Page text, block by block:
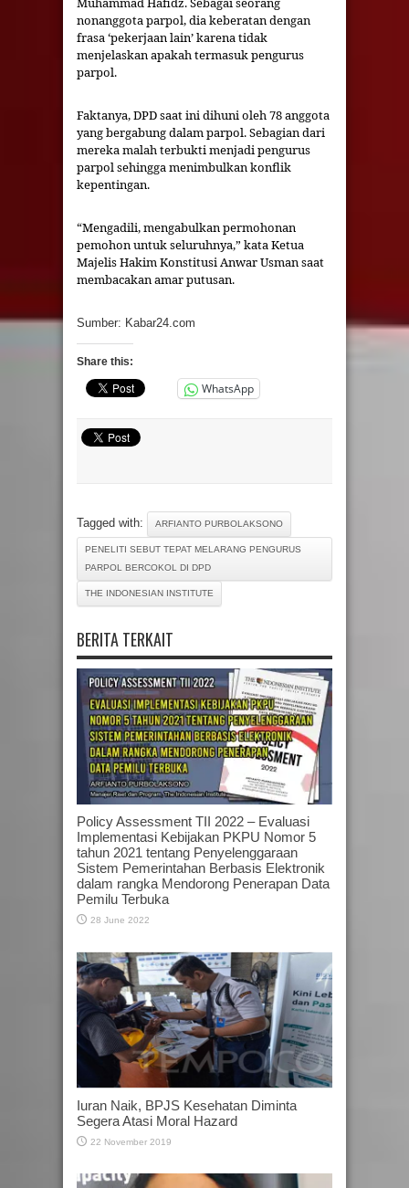
nonanggota parpol, dia keberatan dengan
frasa ‘pekerjaan lain’ karena tidak
menjelaskan apakah termasuk pengurus
parpol.
Faktanya, DPD saat ini dihuni oleh 78 anggota
yang bergabung dalam parpol. Sebagian dari
mereka malah terbukti menjadi pengurus
parpol sehingga menimbulkan konflik
kepentingan.
“Mengadili, mengabulkan permohonan
pemohon untuk seluruhnya,” kata Ketua
Majelis Hakim Konstitusi Anwar Usman saat
membacakan amar putusan.
Sumber: Kabar24.com
Share this:
WhatsApp
Tagged with: ARFIANTO PURBOLAKSONO
PENELITI SEBUT TEPAT MELARANG PENGURUS
PARPOL BERCOKOL DI DPD
THE INDONESIAN INSTITUTE
BERITA TERKAIT
Policy Assessment TII 2022 – Evaluasi
Implementasi Kebijakan PKPU Nomor 5
tahun 2021 tentang Penyelenggaraan
Sistem Pemerintahan Berbasis Elektronik
dalam rangka Mendorong Penerapan Data
Pemilu Terbuka
28 June 2022
Iuran Naik, BPJS Kesehatan Diminta
Segera Atasi Moral Hazard
22 November 2019